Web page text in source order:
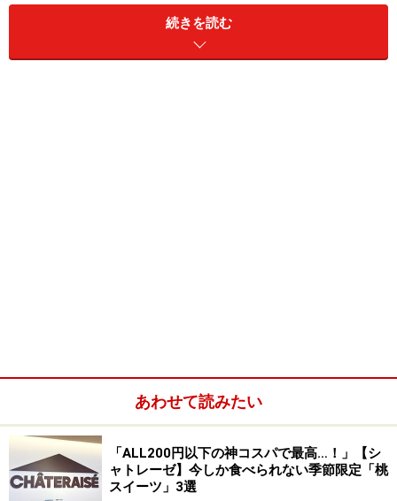
続きを読む
あわせて読みたい
「ALL200円以下の神コスパで最高…！」【シ
ャトレーゼ】今しか食べられない季節限定「桃
スイーツ」3選